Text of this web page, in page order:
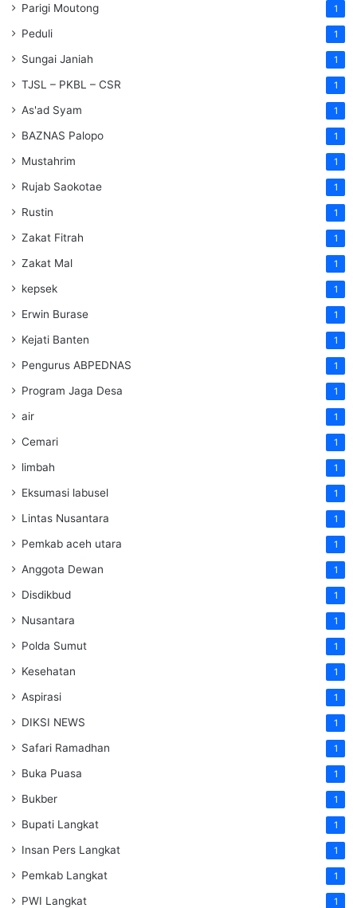
Parigi Moutong 1
Peduli 1
Sungai Janiah 1
TJSL – PKBL – CSR 1
As'ad Syam 1
BAZNAS Palopo 1
Mustahrim 1
Rujab Saokotae 1
Rustin 1
Zakat Fitrah 1
Zakat Mal 1
kepsek 1
Erwin Burase 1
Kejati Banten 1
Pengurus ABPEDNAS 1
Program Jaga Desa 1
air 1
Cemari 1
limbah 1
Eksumasi labusel 1
Lintas Nusantara 1
Pemkab aceh utara 1
Anggota Dewan 1
Disdikbud 1
Nusantara 1
Polda Sumut 1
Kesehatan 1
Aspirasi 1
DIKSI NEWS 1
Safari Ramadhan 1
Buka Puasa 1
Bukber 1
Bupati Langkat 1
Insan Pers Langkat 1
Pemkab Langkat 1
PWI Langkat 1